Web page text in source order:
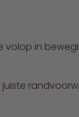
volop in